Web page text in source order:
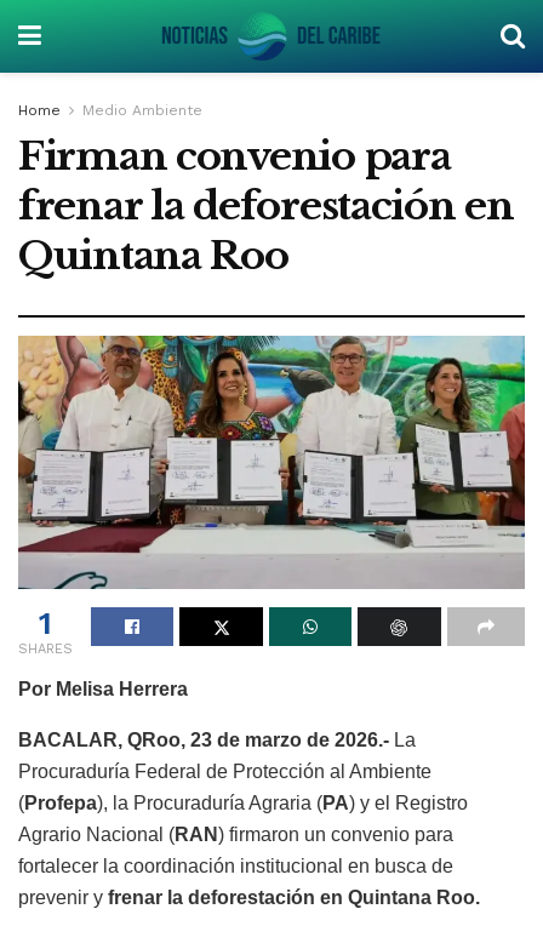
Home Medio Ambiente
Firman convenio para
frenar la deforestación en
Quintana Roo
1
SHARES
Por Melisa Herrera
BACALAR, QRoo, 23 de marzo de 2026.- La
Procuraduría Federal de Protección al Ambiente
(Profepa), la Procuraduría Agraria (PA) y el Registro
Agrario Nacional (RAN) firmaron un convenio para
fortalecer la coordinación institucional en busca de
prevenir y frenar la deforestación en Quintana Roo.